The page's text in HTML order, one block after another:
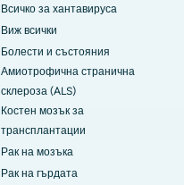
Всичко за хантавируса
Виж всички
Болести и състояния
Амиотрофична странична
склероза (ALS)
Костен мозък за
трансплантации
Рак на мозъка
Рак на гърдата